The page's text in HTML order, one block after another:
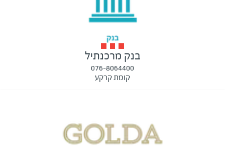
בנק מרכנתיל
076-8064400
קומת קרקע